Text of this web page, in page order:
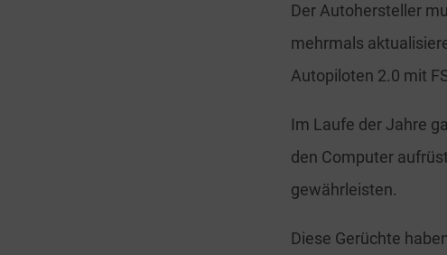
Der Autohersteller
mehrmals
Autopiloten 2.0 mit
Im Laufe der Jahre
den Computer
gewährleisten.
Diese Gerüchte